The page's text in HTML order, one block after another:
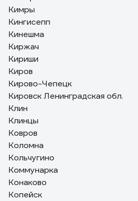
Кимры
Кингисепп
Кинешма
Киржач
Кириши
Киров
Кирово-Чепецк
Кировск Ленинградская обл.
Клин
Клинцы
Ковров
Коломна
Кольчугино
Коммунарка
Конаково
Копейск